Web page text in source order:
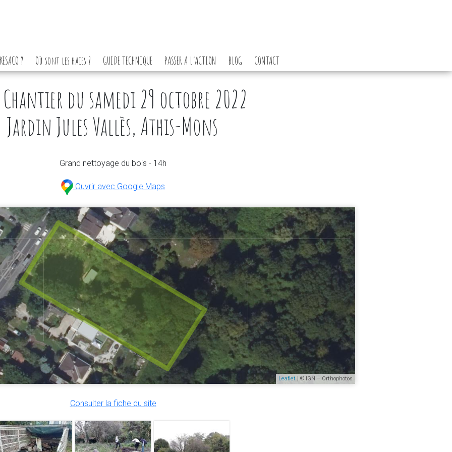
? Où sont les haies ? GUIDE TECHNIQUE PASSER A L’ACTION BLOG CONTACT
du samedi 29 octobre 2022
Jules Vallès, Athis-Mons
Grand nettoyage du bois - 14h
Ouvrir avec Google Maps
Leaflet| © IGN – Orthophotos
Consulter la fiche du site